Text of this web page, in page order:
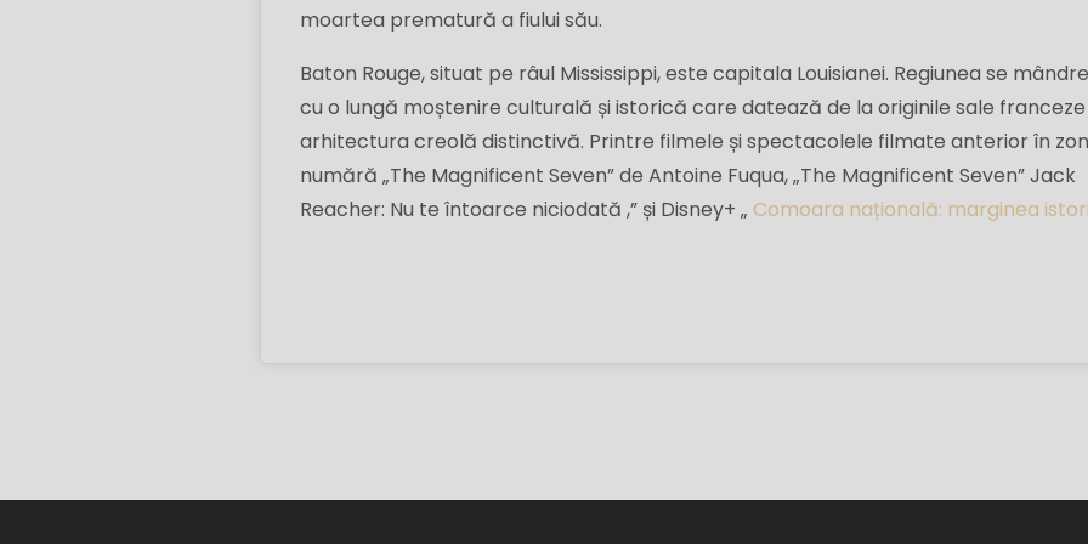
moartea prematură a fiului său.
Baton Rouge, situat pe râul Mississippi, este capitala Louisianei. Regiunea se
cu o lungă moștenire culturală și istorică care datează de la originile sale franceze
arhitectura creolă distinctivă. Printre filmele și spectacolele filmate anterior în
numără „The Magnificent Seven” de Antoine Fuqua, „The Magnificent Seven” Jack
Reacher: Nu te întoarce niciodată ,” și Disney+ „ Comoara națională: marginea